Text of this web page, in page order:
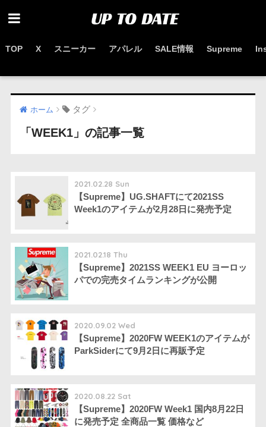
TOP X スニーカー アパレル SALE情報 Supreme
ホーム タグ
「WEEK1」の記事一覧
2021.02.28 Sun
【Supreme】UG.SHAFTにて2021SS
Week1のアイテムが2月28日に発売予定
2021.02.18 Thu
【Supreme】2021SS WEEK1 EU ヨーロッ
パでの完売タイムランキングが公開
2020.09.02 Wed
【Supreme】2020FW WEEK1のアイテムが
ParkSiderにて9月2日に再販予定
2020.08.22 Sat
【Supreme】2020FW Week1 国内8月22日
に発売予定 全商品一覧 価格など